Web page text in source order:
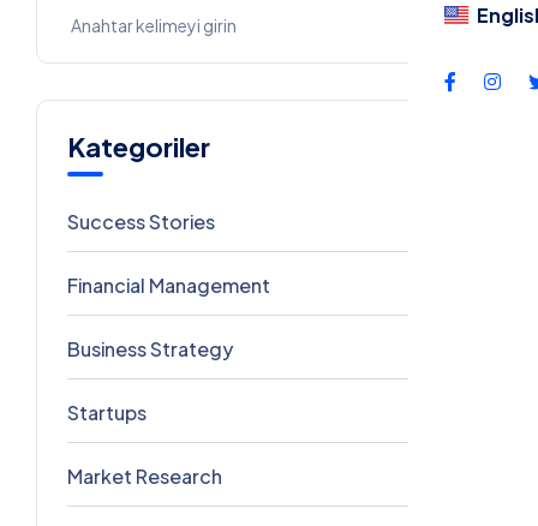
Kategoriler
Success Stories
Financial Management
Business Strategy
Startups
Market Research